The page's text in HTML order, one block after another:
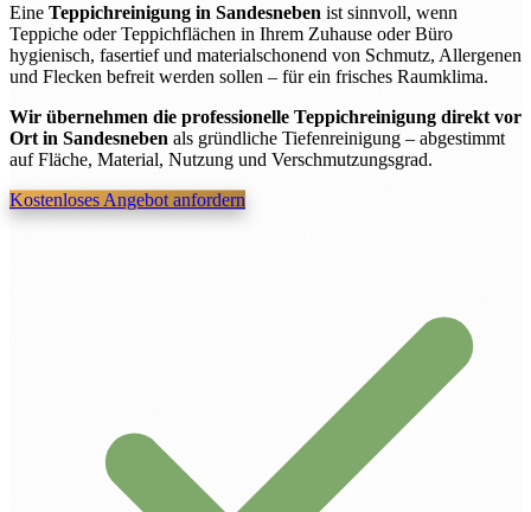
Eine Teppichreinigung in Sandesneben ist sinnvoll, wenn
Teppiche oder Teppichflächen in Ihrem Zuhause oder Büro
hygienisch, fasertief und materialschonend von Schmutz, Allergenen
und Flecken befreit werden sollen – für ein frisches Raumklima.
Wir übernehmen die professionelle Teppichreinigung direkt vor
Ort in Sandesneben als gründliche Tiefenreinigung – abgestimmt
auf Fläche, Material, Nutzung und Verschmutzungsgrad.
Kostenloses Angebot anfordern